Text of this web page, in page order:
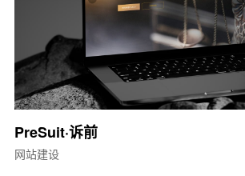
PreSuit·诉前
网站建设